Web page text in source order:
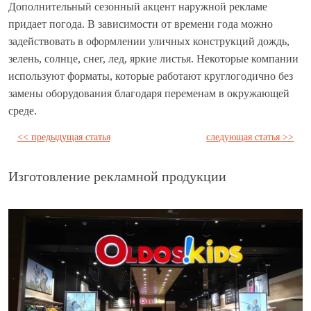
Дополнительный сезонный акцент наружной рекламе
придает погода. В зависимости от времени года можно
задействовать в оформлении уличных конструкций дождь,
зелень, солнце, снег, лед, яркие листья. Некоторые компании
используют форматы, которые работают круглогодично без
замены оборудования благодаря переменам в окружающей
среде.
<< предыдущая статья следующая статья >>
Изготовление рекламной продукции